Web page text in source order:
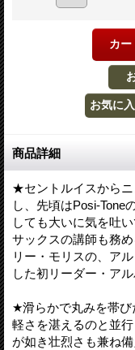
商品詳細
★セントルイスから
し、先頃はPosi-Tone
しても大いに気を吐
サックスの講師も務
リー・モリスの、ア
した初リーダー・アル
★滑らかで丸みを帯び
軽さを湛えるのと並
が如き壮烈さも兼ね